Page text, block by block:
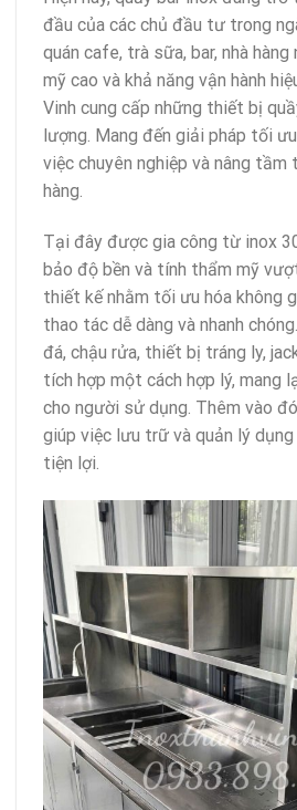
đầu của các chủ đầu tư trong
quán cafe, trà sữa, bar, nhà
mỹ cao và khả năng vận hành
Vinh cung cấp những thiết bị
lượng. Mang đến giải pháp tối
việc chuyên nghiệp và nâng tầm
hàng.
Tại đây được gia công từ inox
bảo độ bền và tính thẩm mỹ
thiết kế nhằm tối ưu hóa không
thao tác dễ dàng và nhanh
đá, chậu rửa, thiết bị tráng ly,
tích hợp một cách hợp lý, mang
cho người sử dụng. Thêm vào
giúp việc lưu trữ và quản lý
tiện lợi.